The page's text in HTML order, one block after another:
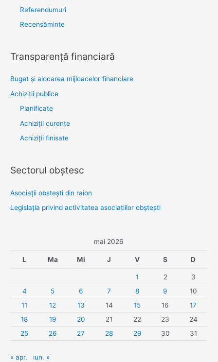
Referendumuri
Recensăminte
Transparenţă financiară
Buget și alocarea mijloacelor financiare
Achiziţii publice
Planificate
Achiziții curente
Achiziții finisate
Sectorul obştesc
Asociaţii obşteşti din raion
Legislaţia privind activitatea asociaţiilor obşteşti
mai 2026
L Ma Mi J V S D
1 2
3
4
5 6 7 8 9
10
11
12 13 14 15 16
17
18
19 20 21 22 23
24
25
26 27 28 29 30 31
« apr. iun. »